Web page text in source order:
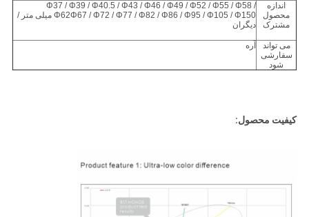
اندازه
محصول
مشترک
Φ37 / Φ39 / Φ40.5 / Φ43 / Φ46 / Φ49 / Φ52 / Φ55 / Φ58 /
Φ62Φ67 / Φ72 / Φ77 / Φ82 / Φ86 / Φ95 / Φ105 / Φ150 میلی متر /
دیگران
می تواند
سفارشی
شود
آره
کیفیت محصول: